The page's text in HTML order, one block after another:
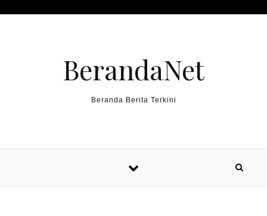
BerandaNet
Beranda Berita Terkini